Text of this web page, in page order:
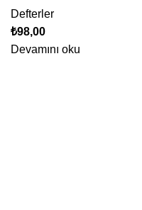
Defterler
₺98,00
Devamını oku